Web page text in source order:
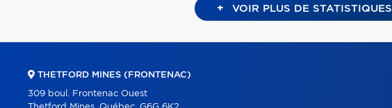
+ VOIR PLUS DE STATISTIQUES
THETFORD MINES (FRONTENAC)
309 boul. Frontenac Ouest